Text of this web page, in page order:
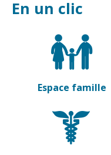
En un clic
Espace famille